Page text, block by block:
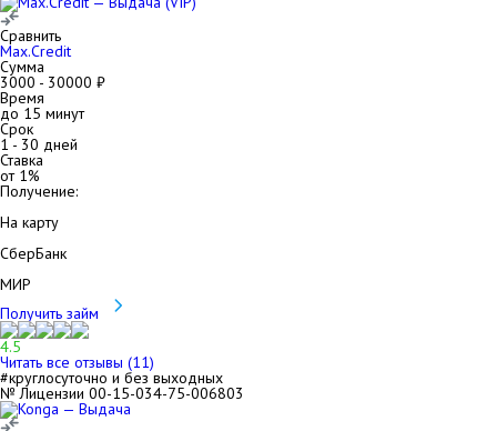
Сравнить
Max.Credit
Сумма
3000 - 30000 ₽
Время
до 15 минут
Срок
1- 30 дней
Ставка
от 1%
Получение:
На карту
СберБанк
МИР
Получить займ
4.5
Читать все отзывы (11)
#круглосуточно и без выходных
№ Лицензии 00-15-034-75-006803